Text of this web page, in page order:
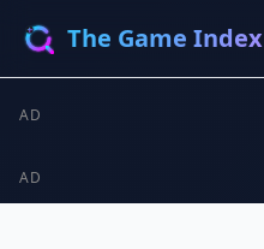
The Game Index
AD
AD